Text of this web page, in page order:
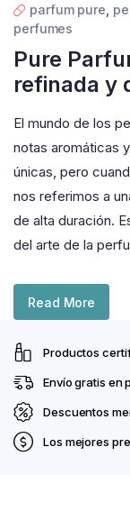
parfum pure
perfumes
Pure
refinada y
El mundo de los
notas aromáticas
únicas, pero
nos referimos a
de alta duración.
del arte de la
Read More
Productos
Envío gratis en
Descuentos
Los mejores